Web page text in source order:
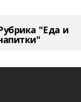
"Еда и